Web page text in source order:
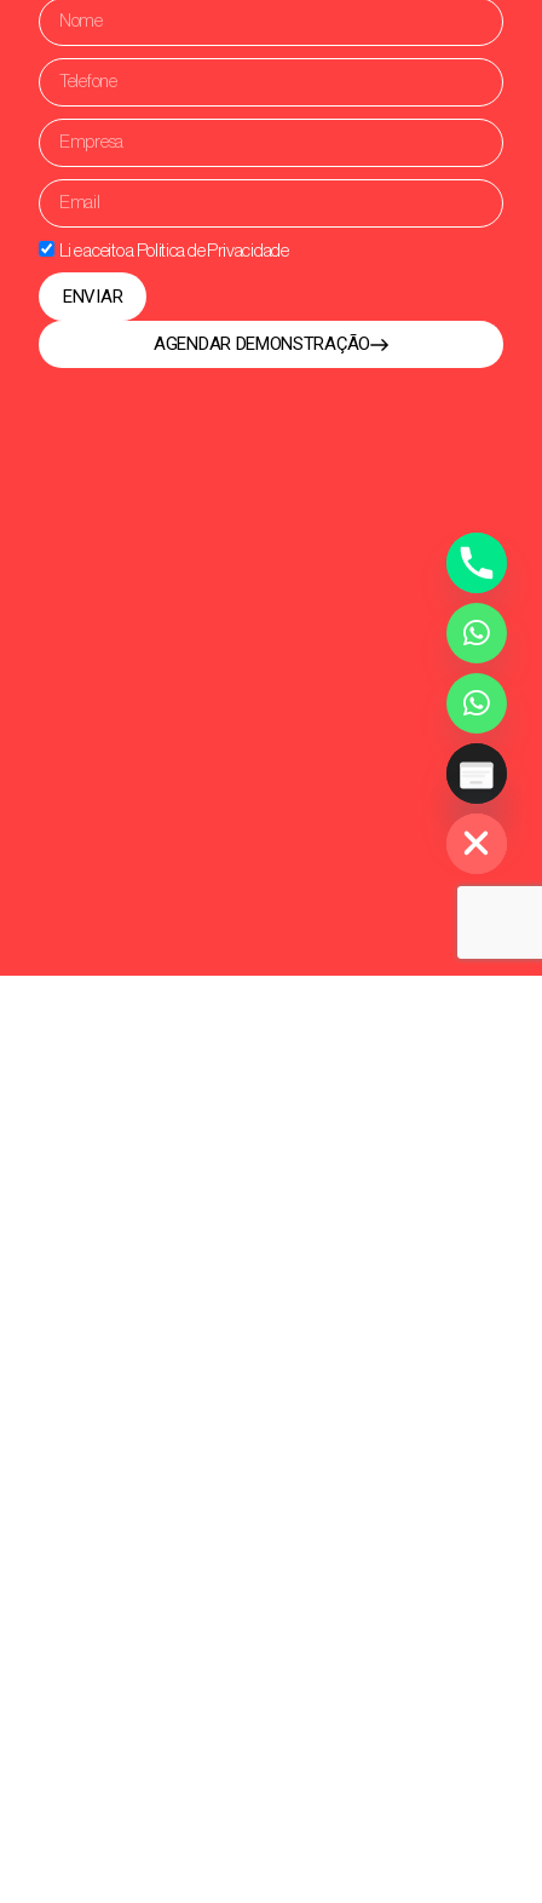
Li e aceito a Politica de Privacidade
ENVIAR
AGENDAR DEMONSTRAÇÃO
HIDE CHATY